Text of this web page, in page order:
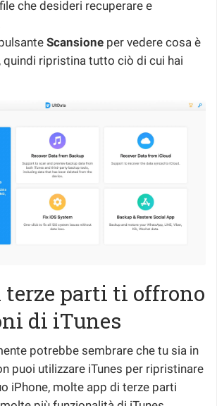
che desideri recuperare e
Scansione per vedere cosa è
quindi ripristina tutto ciò di cui hai
terze parti ti offrono
di iTunes
potrebbe sembrare che tu sia in
puoi utilizzare iTunes per ripristinare
iPhone, molte app di terze parti